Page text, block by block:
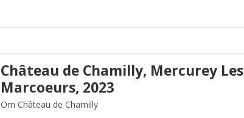
Château de Chamilly, Mercurey Les
Marcoeurs, 2023
Om Château de Chamilly